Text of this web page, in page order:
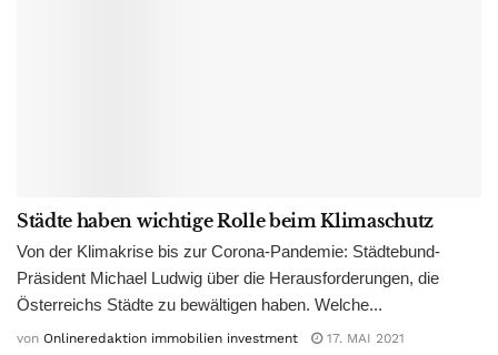
Städte haben wichtige Rolle beim Klimaschutz
Von der Klimakrise bis zur Corona-Pandemie: Städtebund-
Präsident Michael Ludwig über die Herausforderungen, die
Österreichs Städte zu bewältigen haben. Welche...
von Onlineredaktion immobilien investment 17. MAI 2021